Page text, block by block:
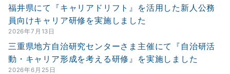
福井県にて『キャリアドリフト』を活用した新人公務
員向けキャリア研修を実施しました
2026年7月13日
三重県地方自治研究センターさま主催にて『自治研活
動・キャリア形成を考える研修』を実施しました
2026年6月25日